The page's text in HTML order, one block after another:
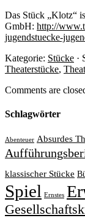
Das Stück „Klotz“
GmbH: http://
jugendstuecke-
Kategorie: Stücke ·
Theaterstücke,
Comments are
Schlagwörter
Abenteuer Absurdes
klassischer Stücke
Spiel Ernstes